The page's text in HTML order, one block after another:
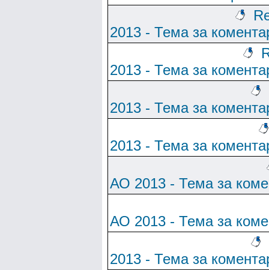
2013 - Тема за
2013 - Тема за
2013 - Тема за
2013 - Тема за
АО 2013 - Тема за
АО 2013 - Тема за
2013 - Тема за